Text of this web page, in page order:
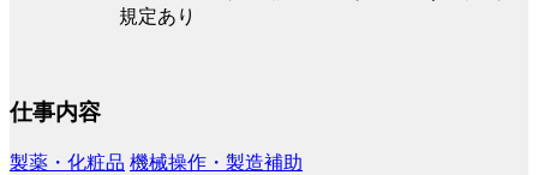
規定あり
仕事内容
製薬・化粧品 機械操作・製造補助